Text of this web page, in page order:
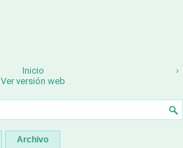
›
Inicio
Ver versión web
Archivo